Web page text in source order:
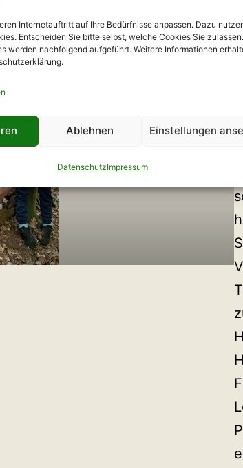
Internetauftritt auf Ihre Bedürfnisse anpassen. Dazu
Entscheiden Sie bitte selbst, welche Cookies Sie
werden nachfolgend aufgeführt. Weitere Informationen
Ablehnen Einstellungen
DatenschutzImpressum